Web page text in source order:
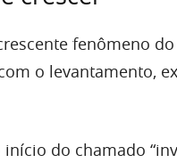
fenômeno
o levantamento,
do chamado